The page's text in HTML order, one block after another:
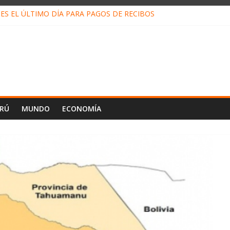
EL ÚLTIMO DÍA PARA PAGOS DE RECIBOS
MUNDO ECONOMÍA